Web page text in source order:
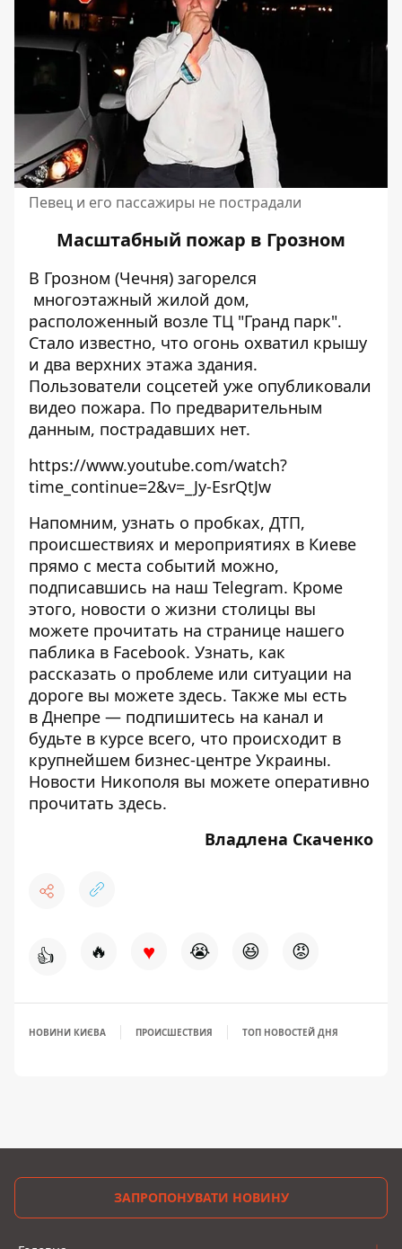
Певец и его пассажиры не пострадали
Масштабный пожар в Грозном
В Грозном (Чечня) загорелся
многоэтажный жилой дом,
расположенный возле ТЦ "Гранд парк".
Стало известно, что огонь охватил крышу
и два верхних этажа здания.
Пользователи соцсетей уже опубликовали
видео пожара. По предварительным
данным, пострадавших нет.
https://www.youtube.com/watch?
time_continue=2&v=_Jy-EsrQtJw
Напомним, узнать о пробках, ДТП,
происшествиях и мероприятиях в Киеве
прямо с места событий можно,
подписавшись на наш Telegram. Кроме
этого, новости о жизни столицы вы
можете прочитать на странице нашего
паблика в Facebook. Узнать, как
рассказать о проблеме или ситуации на
дороге вы можете здесь. Также мы есть
в Днепре — подпишитесь на канал и
будьте в курсе всего, что происходит в
крупнейшем бизнес-центре Украины.
Новости Никополя вы можете оперативно
прочитать здесь.
Владлена Скаченко
👍 🔥 ♥ 😭 😆 😡
НОВИНИ КИЄВА ПРОИСШЕСТВИЯ ТОП НОВОСТЕЙ ДНЯ
ЗАПРОПОНУВАТИ НОВИНУ